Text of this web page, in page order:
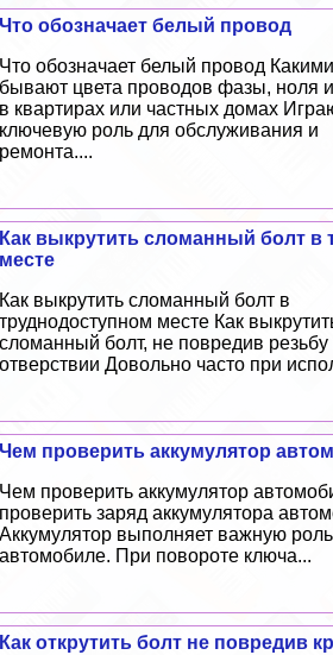
Что обозначает белый провод
Что обозначает белый провод Какими
бывают цвета проводов фазы, ноля
в квартирах или частных домах
ключевую роль для обслуживания и
ремонта....
Как выкрутить сломанный болт в
месте
Как выкрутить сломанный болт в
труднодоступном месте Как
сломанный болт, не повредив резьбу
отверствии Довольно часто при
Чем проверить аккумулятор
Чем проверить аккумулятор
проверить заряд аккумулятора
Аккумулятор выполняет важную
автомобиле. При повороте ключа...
Как открутить болт не повредив